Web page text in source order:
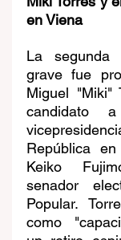
en Viena
La segunda
grave fue
Miguel "Miki"
candidato
República
Keiko
senador
Popular.
como